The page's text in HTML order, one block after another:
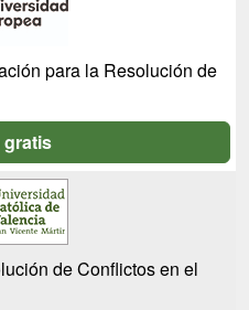
para la Resolución de
gratis
de Conflictos en el